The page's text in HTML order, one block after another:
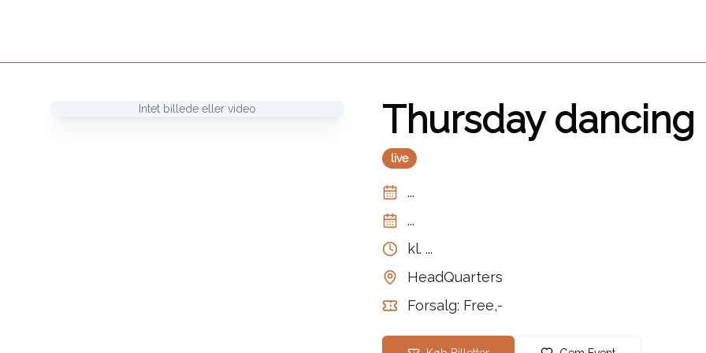
Intet billede eller video Thursday dancing
live
...
...
kl....
HeadQuarters
Forsalg: Free,-